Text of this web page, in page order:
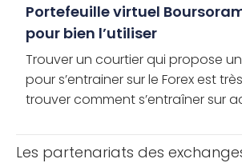
Portefeuille virtuel
pour bien l’utiliser
Trouver un courtier qui propose
pour s’entrainer sur le Forex est
trouver comment s’entraîner sur
Les partenariats des